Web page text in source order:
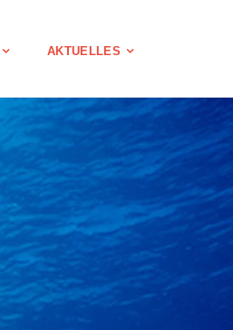
AKTUELLES